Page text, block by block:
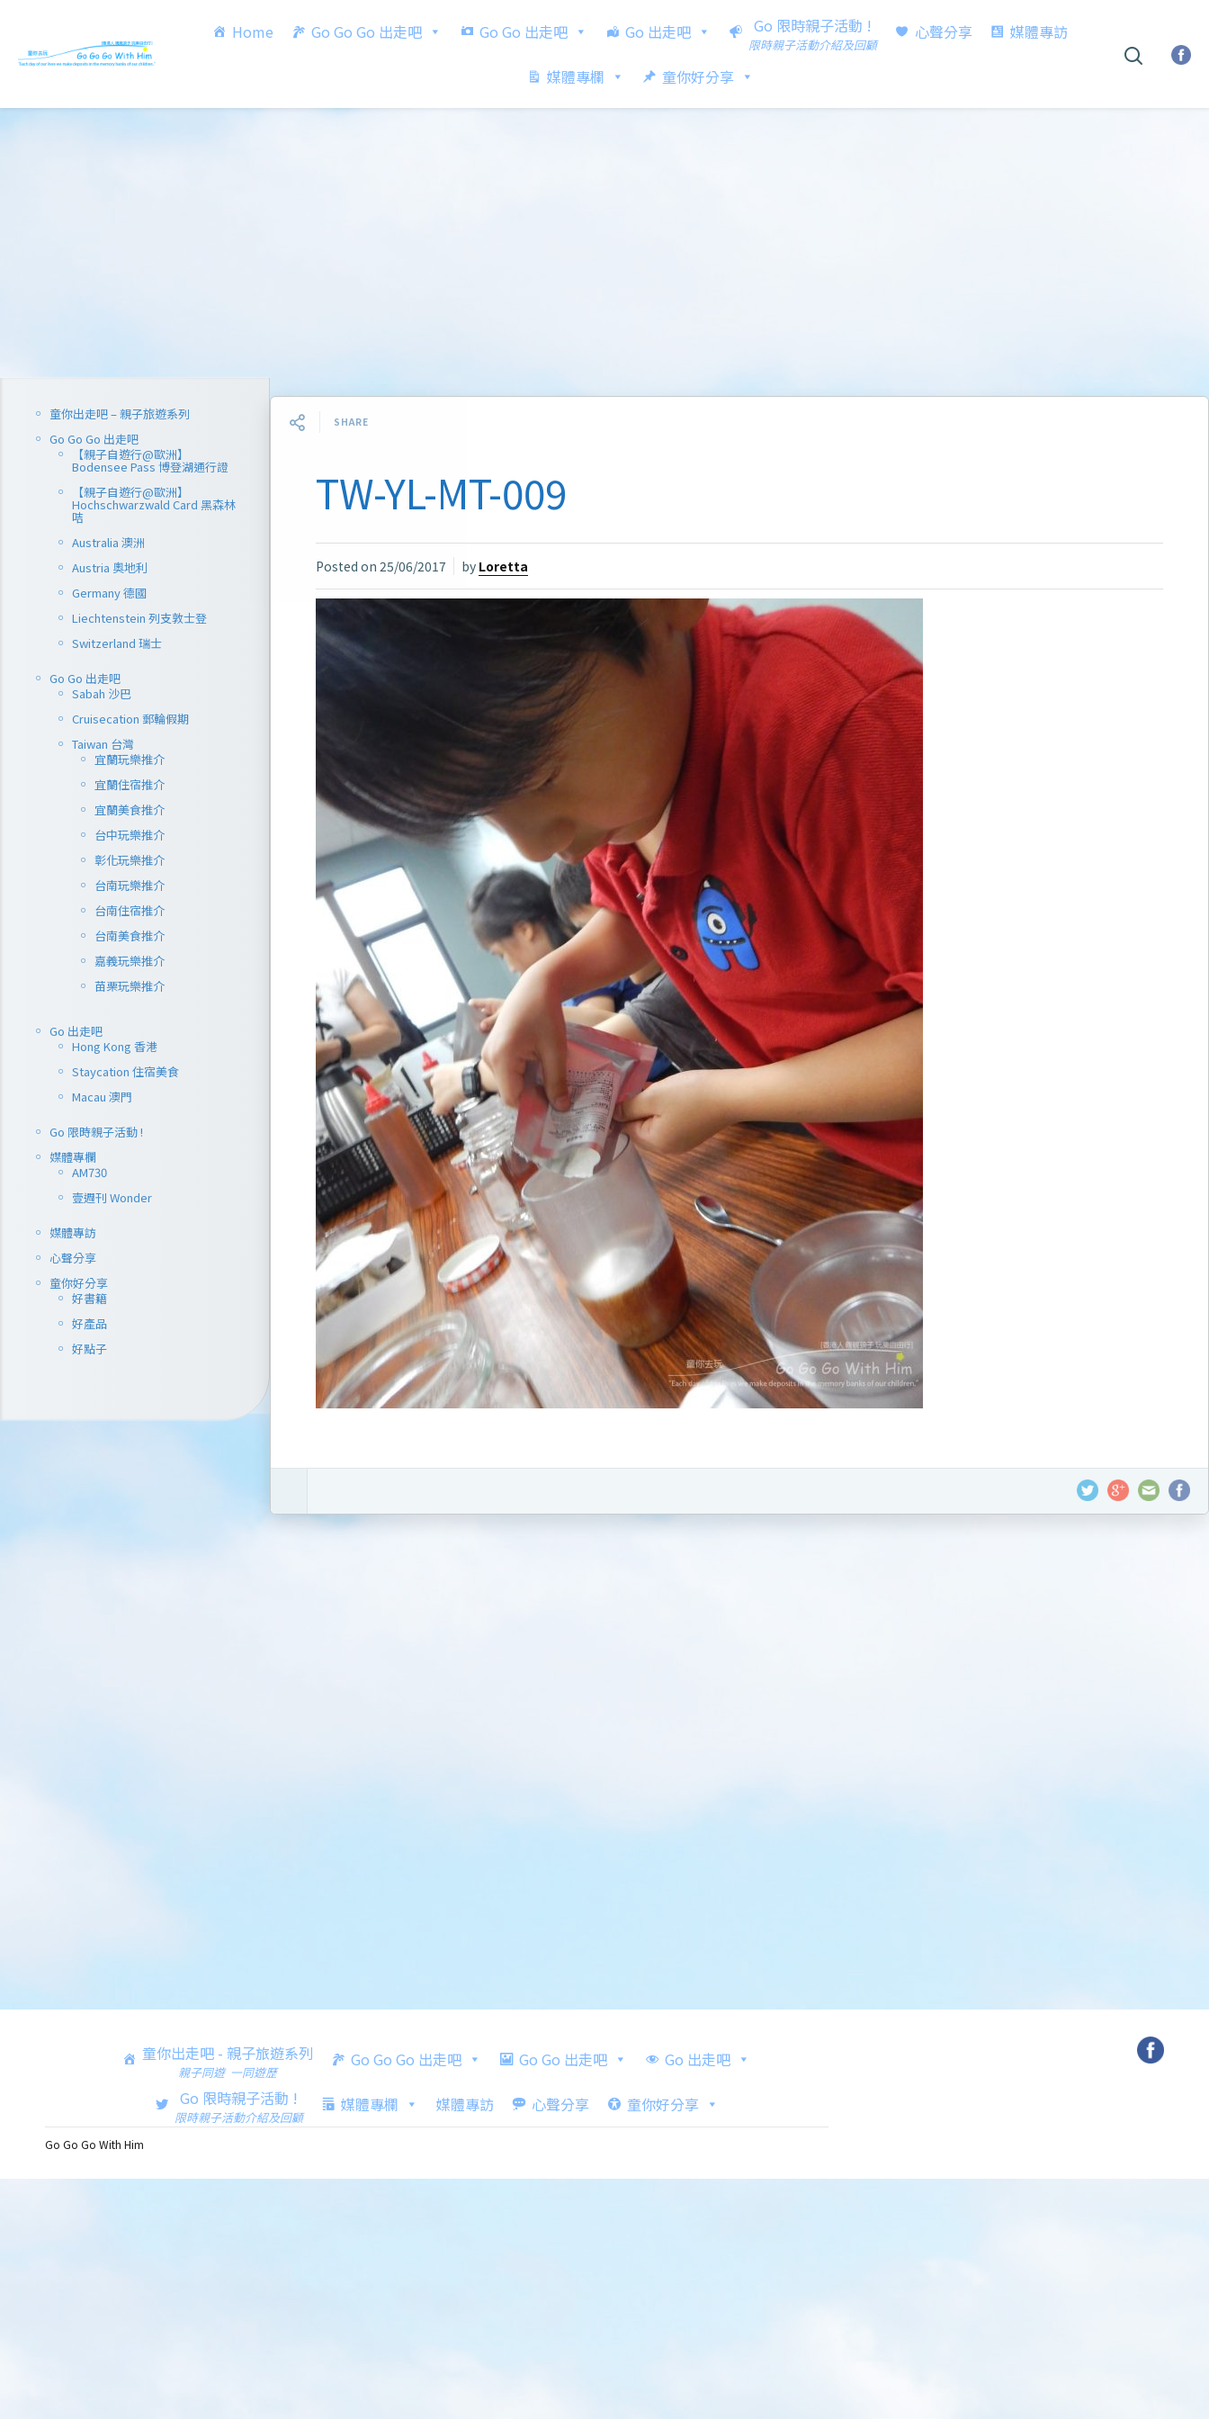
Home Go Go Go 出走吧 Go Go 出走吧 Go 出走吧 Go 限時親子活動 !
限時親子活動介紹及回顧
心聲分享 媒體專訪
媒體專欄 童你好分享
童你出走吧 – 親子旅遊系列
Go Go Go 出走吧
【親子自遊行@歐洲】
Bodensee Pass 博登湖通行證
【親子自遊行@歐洲】
Hochschwarzwald Card 黑森林
咭
Australia 澳洲
Austria 奧地利
Germany 德國
Liechtenstein 列支敦士登
Switzerland 瑞士
Go Go 出走吧
Sabah 沙巴
Cruisecation 郵輪假期
Taiwan 台灣
宜蘭玩樂推介
宜蘭住宿推介
宜蘭美食推介
台中玩樂推介
彰化玩樂推介
台南玩樂推介
台南住宿推介
台南美食推介
嘉義玩樂推介
苗栗玩樂推介
Go 出走吧
Hong Kong 香港
Staycation 住宿美食
Macau 澳門
Go 限時親子活動 !
媒體專欄
AM730
壹週刊 Wonder
媒體專訪
心聲分享
童你好分享
好書籍
好產品
好點子
SHARE
TW-YL-MT-009
Posted on 25/06/2017 by Loretta
童你出走吧 - 親子旅遊系列
親子同遊 一同遊歷
Go Go Go 出走吧 Go Go 出走吧
Go 出走吧
Go 限時親子活動 !
限時親子活動介紹及回顧
媒體專欄 媒體專訪 心聲分享 童你好分享
Go Go Go With Him